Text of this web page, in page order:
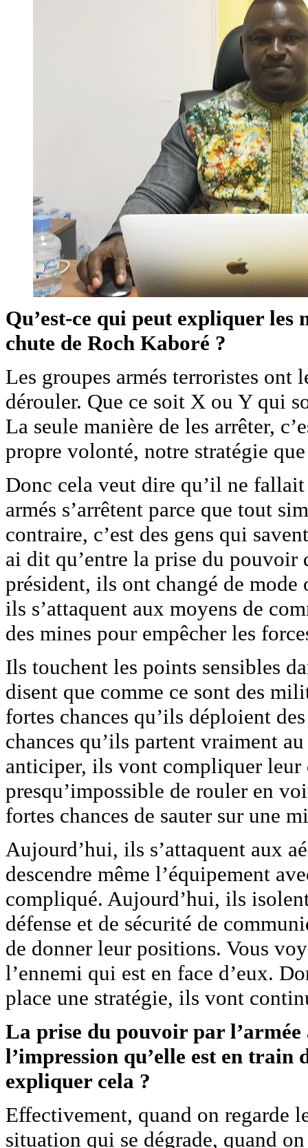
Qu’est-ce qui peut expliquer les
chute de Roch Kaboré ?
Les groupes armés terroristes ont
dérouler. Que ce soit X ou Y qui
La seule manière de les arrêter,
propre volonté, notre stratégie
Donc cela veut dire qu’il ne fallait
armés s’arrêtent parce que tout
contraire, c’est des gens qui
ai dit qu’entre la prise du pouvoir
président, ils ont changé de mode
ils s’attaquent aux moyens de
des mines pour empêcher les
Ils touchent les points sensibles
disent que comme ce sont des
fortes chances qu’ils déploient
chances qu’ils partent vraiment
anticiper, ils vont compliquer leur
presqu’impossible de rouler en
fortes chances de sauter sur une
Aujourd’hui, ils s’attaquent aux
descendre même l’équipement
compliqué. Aujourd’hui, ils
défense et de sécurité de
de donner leur positions. Vous
l’ennemi qui est en face d’eux.
place une stratégie, ils vont
La prise du pouvoir par l’armée
l’impression qu’elle est en train
expliquer cela ?
Effectivement, quand on regarde
situation qui se dégrade, quand